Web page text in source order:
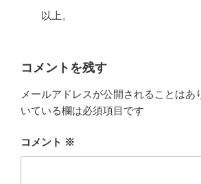
以上。
コメントを残す
メールアドレスが公開されることはあ
いている欄は必須項目です
コメント ※